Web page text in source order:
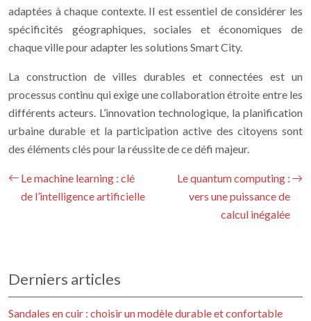
adaptées à chaque contexte. Il est essentiel de considérer les
spécificités géographiques, sociales et économiques de
chaque ville pour adapter les solutions Smart City.
La construction de villes durables et connectées est un
processus continu qui exige une collaboration étroite entre les
différents acteurs. L’innovation technologique, la planification
urbaine durable et la participation active des citoyens sont
des éléments clés pour la réussite de ce défi majeur.
Le machine learning : clé
de l’intelligence artificielle
Le quantum computing :
vers une puissance de
calcul inégalée
Derniers articles
Sandales en cuir : choisir un modèle durable et confortable